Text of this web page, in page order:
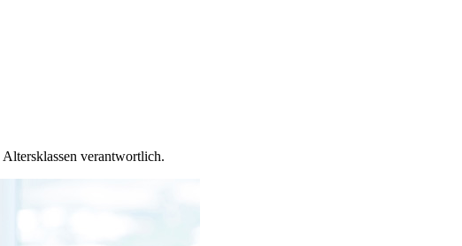
verantwortlich.